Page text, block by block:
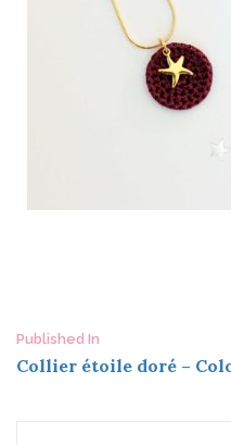
Post
Published In
Collier étoile doré –